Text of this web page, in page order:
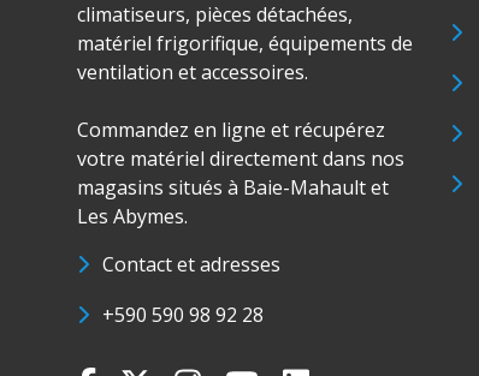
climatiseurs, pièces détachées,
matériel frigorifique, équipements de
ventilation et accessoires.
Commandez en ligne et récupérez
votre matériel directement dans nos
magasins situés à Baie-Mahault et
Les Abymes.
Contact et adresses
+590 590 98 92 28